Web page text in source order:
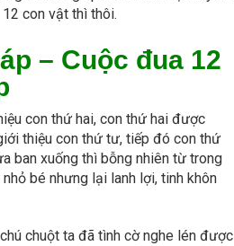
con vật thì thôi.
– Cuộc đua 12
con thứ hai, con thứ hai được
thiệu con thứ tư, tiếp đó con thứ
ban xuống thì bỗng nhiên từ trong
bé nhưng lại lanh lợi, tinh khôn
chuột ta đã tình cờ nghe lén được